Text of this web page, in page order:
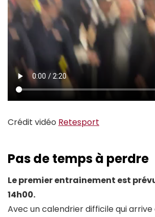
Crédit vidéo Retesport
Pas de temps à perdre
Le premier entrainement est
14h00.
Avec un calendrier difficile qui arrive